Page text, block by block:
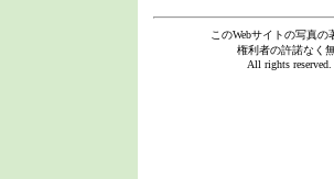
このWebサイトの写真の
権利者の許諾なく
All rights